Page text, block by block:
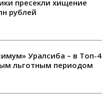
пресекли хищение
рублей
Уралсиба – в Топ-4
льготным периодом